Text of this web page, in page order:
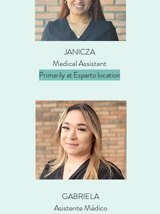
JANICZA
Medical Assistant
Primarily at Esparto location
GABRIELA
Asistente Médico